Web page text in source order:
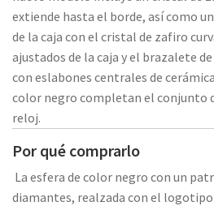
extiende hasta el borde, así como
de la caja con el cristal de zafiro
ajustados de la caja y el brazalete
con eslabones centrales de
color negro completan el conjunto
reloj.
Por qué comprarlo
La esfera de color negro con un
diamantes, realzada con el logotipo